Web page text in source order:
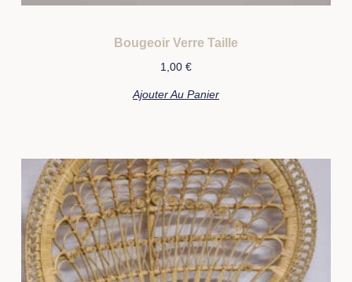
Bougeoir Verre Taille
1,00 €
Ajouter Au Panier